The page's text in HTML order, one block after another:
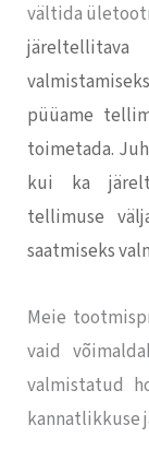
vältida
püüame
toimetada.
kui ka
tellimuse
saatmiseks
Meie
vaid
valmistatud
kannatlikkuse